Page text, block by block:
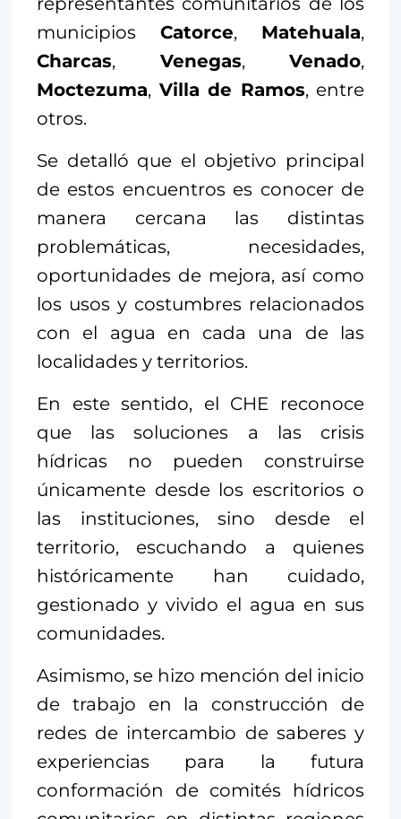
municipios Catorce, Matehuala,
Charcas, Venegas, Venado,
Moctezuma, Villa de Ramos, entre
otros.
Se detalló que el objetivo principal
de estos encuentros es conocer de
manera cercana las distintas
problemáticas, necesidades,
oportunidades de mejora, así como
los usos y costumbres relacionados
con el agua en cada una de las
localidades y territorios.
En este sentido, el CHE reconoce
que las soluciones a las crisis
hídricas no pueden construirse
únicamente desde los escritorios o
las instituciones, sino desde el
territorio, escuchando a quienes
históricamente han cuidado,
gestionado y vivido el agua en sus
comunidades.
Asimismo, se hizo mención del inicio
de trabajo en la construcción de
redes de intercambio de saberes y
experiencias para la futura
conformación de comités hídricos